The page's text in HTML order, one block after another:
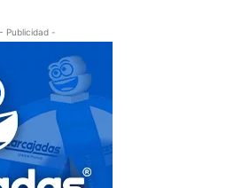
- Publicidad -